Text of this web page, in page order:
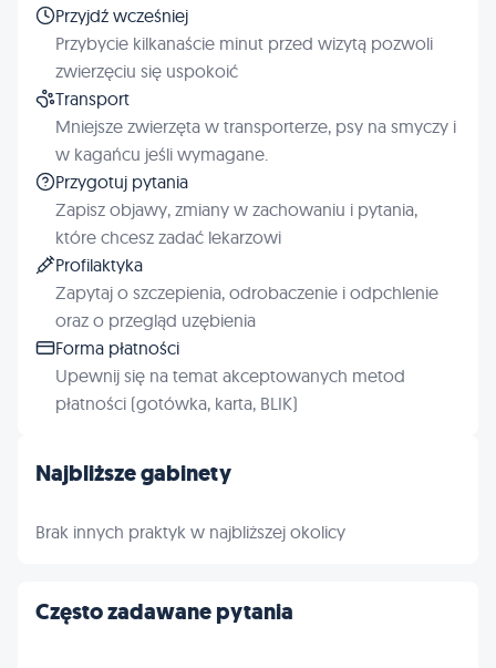
Najbliższe gabinety
Brak innych praktyk w najbliższej okolicy
Często zadawane pytania
Przyjdź wcześniej
Przybycie kilkanaście minut przed wizytą pozwoli
zwierzęciu się uspokoić
Transport
Mniejsze zwierzęta w transporterze, psy na smyczy i
w kagańcu jeśli wymagane.
Przygotuj pytania
Zapisz objawy, zmiany w zachowaniu i pytania,
które chcesz zadać lekarzowi
Profilaktyka
Zapytaj o szczepienia, odrobaczenie i odpchlenie
oraz o przegląd uzębienia
Forma płatności
Upewnij się na temat akceptowanych metod
płatności (gotówka, karta, BLIK)